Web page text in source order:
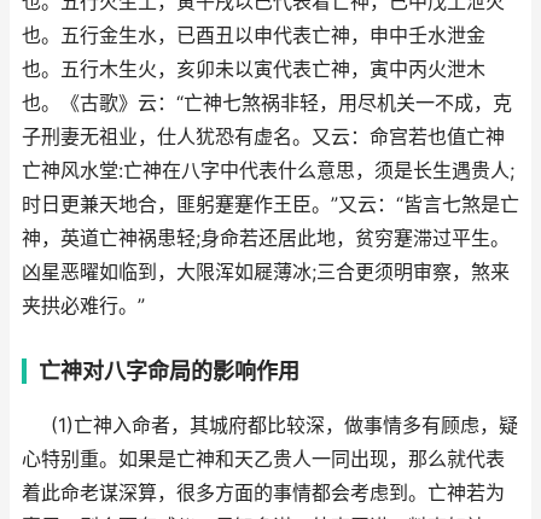
也。五行金生水，已酉丑以申代表亡神，申中壬水泄金
也。五行木生火，亥卯未以寅代表亡神，寅中丙火泄木
也。《古歌》云：“亡神七煞祸非轻，用尽机关一不成，克
子刑妻无祖业，仕人犹恐有虚名。又云：命宫若也值亡神
亡神风水堂:亡神在八字中代表什么意思，须是长生遇贵人;
时日更兼天地合，匪躬蹇蹇作王臣。”又云：“皆言七煞是亡
神，英道亡神祸患轻;身命若还居此地，贫穷蹇滞过平生。
凶星恶曜如临到，大限浑如屣薄冰;三合更须明审察，煞来
夹拱必难行。”
亡神对八字命局的影响作用
(1)亡神入命者，其城府都比较深，做事情多有顾虑，疑
心特别重。如果是亡神和天乙贵人一同出现，那么就代表
着此命老谋深算，很多方面的事情都会考虑到。亡神若为